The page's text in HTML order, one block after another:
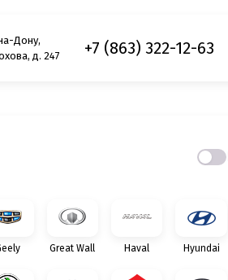
Дону,
д. 247
+7 (863) 322-12-63
Great Wall Haval Hyundai